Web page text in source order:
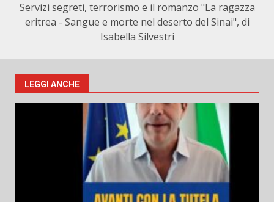
Servizi segreti, terrorismo e il romanzo "La ragazza
eritrea - Sangue e morte nel deserto del Sinai", di
Isabella Silvestri
LEGGI ANCHE